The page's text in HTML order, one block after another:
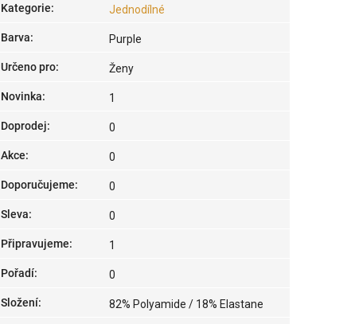
Kategorie: Jednodílné
Barva: Purple
Určeno pro: Ženy
Novinka: 1
Doprodej: 0
Akce: 0
Doporučujeme: 0
Sleva: 0
Připravujeme: 1
Pořadí: 0
Složení: 82% Polyamide / 18% Elastane